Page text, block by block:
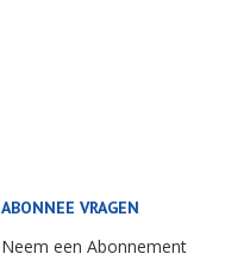
ABONNEE VRAGEN
Neem een Abonnement